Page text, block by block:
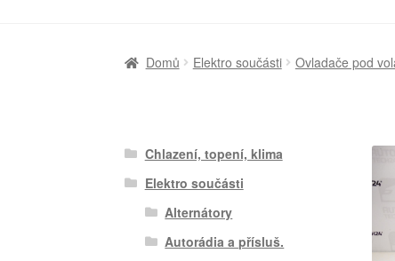
Domů Elektro součásti Ovladače pod
Chlazení, topení, klima
Elektro součásti
Alternátory
Autorádia a přísluš.